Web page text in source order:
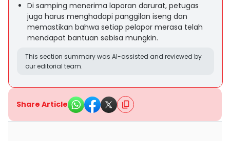
Di samping menerima laporan darurat, petugas
juga harus menghadapi panggilan iseng dan
memastikan bahwa setiap pelapor merasa telah
mendapat bantuan sebisa mungkin.
This section summary was AI-assisted and reviewed by
our editorial team.
Share Article